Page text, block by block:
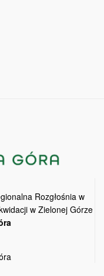
Rozgłośnia w
w Zielonej Górze